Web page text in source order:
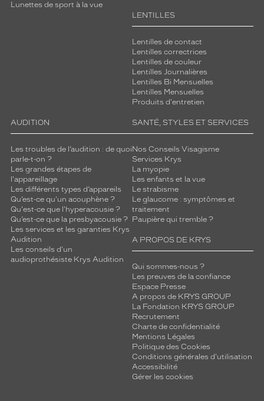
Lunettes de sport à la vue
LENTILLES
Lentilles de contact
Lentilles correctrices
Lentilles de couleur
Lentilles Journalières
Lentilles Bi Mensuelles
Lentilles Mensuelles
Produits d'entretien
AUDITION
Les troubles de l’audition : de quoi
parle-t-on ?
Les grandes étapes de
l'appareillage
Les différents types d’appareils
Qu’est-ce qu'un acouphène ?
Qu'est-ce que l'hyperacousie ?
Qu’est-ce que la presbyacousie ?
Les services et les garanties Krys
Audition
Les conseils d'un
audioprothésiste Krys Audition
SANTÉ, STYLES ET SERVICES
Nos Conseils Visagisme
Services Krys
La myopie
Les enfants et la vue
Le strabisme
Le glaucome : symptômes et
traitement
Paupière qui tremble ?
A PROPOS DE KRYS
Qui sommes-nous ?
Les preuves de la confiance
Espace Presse
A propos de KRYS GROUP
La Fondation KRYS GROUP
Recrutement
Charte de confidentialité
Mentions Légales
Politique des Cookies
Conditions générales d'utilisation
Accessibilité
Gérer les cookies